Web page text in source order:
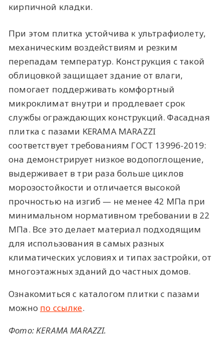
кирпичной кладки.
При этом плитка устойчива к ультрафиолету,
механическим воздействиям и резким
перепадам температур. Конструкция с такой
облицовкой защищает здание от влаги,
помогает поддерживать комфортный
микроклимат внутри и продлевает срок
службы ограждающих конструкций. Фасадная
плитка с пазами KERAMA MARAZZI
соответствует требованиям ГОСТ 13996-2019:
она демонстрирует низкое водопоглощение,
выдерживает в три раза больше циклов
морозостойкости и отличается высокой
прочностью на изгиб — не менее 42 МПа при
минимальном нормативном требовании в 22
МПа. Все это делает материал подходящим
для использования в самых разных
климатических условиях и типах застройки, от
многоэтажных зданий до частных домов.
Ознакомиться с каталогом плитки с пазами
можно по ссылке.
Фото: KERAMA MARAZZI.